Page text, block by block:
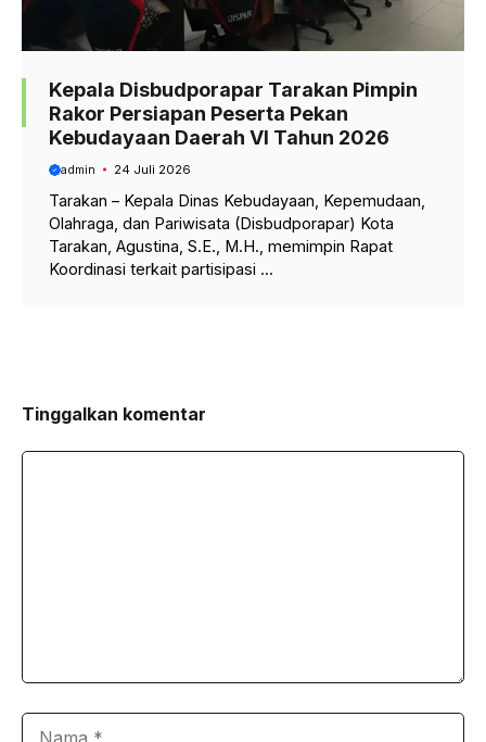
Kepala Disbudporapar Tarakan Pimpin
Rakor Persiapan Peserta Pekan
Kebudayaan Daerah VI Tahun 2026
admin 24 Juli 2026
Tarakan – Kepala Dinas Kebudayaan, Kepemudaan,
Olahraga, dan Pariwisata (Disbudporapar) Kota
Tarakan, Agustina, S.E., M.H., memimpin Rapat
Koordinasi terkait partisipasi ...
Tinggalkan komentar